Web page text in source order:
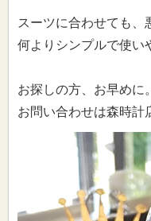
スーツに合わせても、
何よりシンプルで使い
お探しの方、お早めに。
お問い合わせは森時計